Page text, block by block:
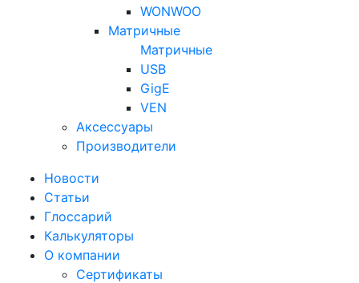
WONWOO
Матричные
Матричные
USB
GigE
VEN
Аксессуары
Производители
Новости
Статьи
Глоссарий
Калькуляторы
О компании
Сертификаты